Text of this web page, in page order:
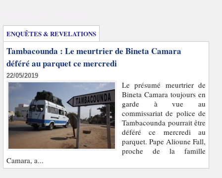
ENQUÊTES & REVELATIONS
Tambacounda : Le meurtrier de Bineta Camara
déféré au parquet ce mercredi
22/05/2019
Le présumé meurtrier de
Bineta Camara toujours en
garde à vue au
commissariat de police de
Tambacounda pourrait être
déféré ce mercredi au
parquet. Pape Alioune Fall,
proche de la famille
Camara, a...